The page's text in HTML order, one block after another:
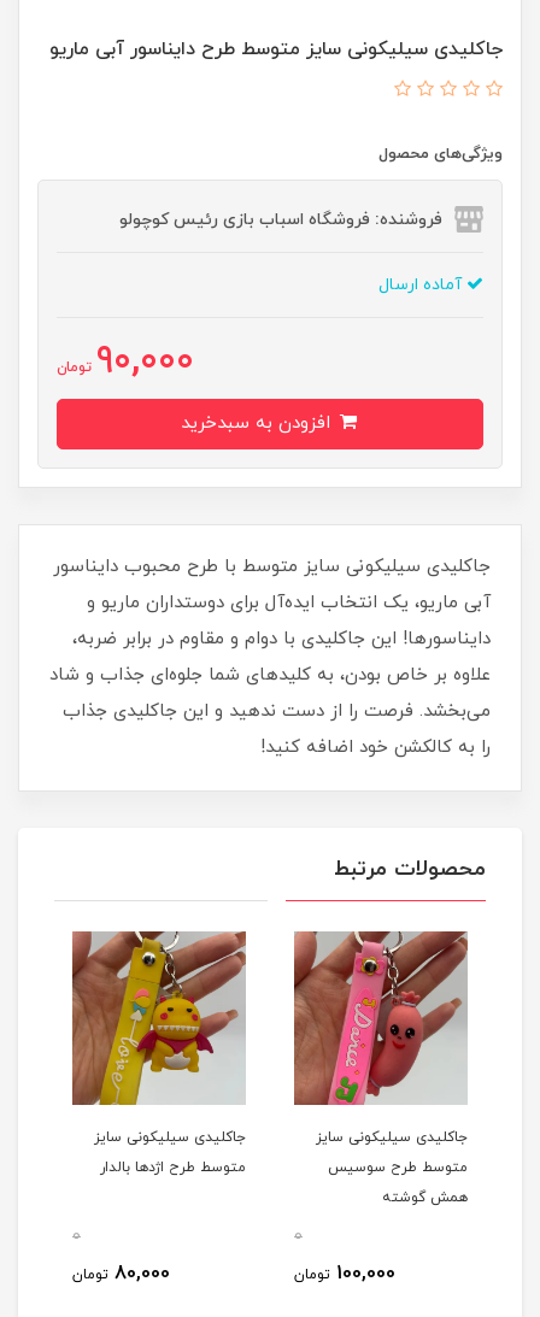
جاکلیدی سیلیکونی سایز متوسط طرح دایناسور آبی ماریو
ویژگی‌های محصول
فروشنده: فروشگاه اسباب بازی رئیس کوچولو
آماده ارسال
90,000 تومان
جاکلیدی سیلیکونی سایز متوسط با طرح محبوب دایناسور
آبی ماریو، یک انتخاب ایده‌آل برای دوستداران ماریو و
دایناسورها! این جاکلیدی با دوام و مقاوم در برابر ضربه،
علاوه بر خاص بودن، به کلیدهای شما جلوه‌ای جذاب و شاد
می‌بخشد. فرصت را از دست ندهید و این جاکلیدی جذاب
را به کالکشن خود اضافه کنید!
محصولات مرتبط
جاکلیدی سیلیکونی سایز
متوسط طرح سوسیس
همش گوشته
0
100,000 تومان
جاکلیدی سیلیکونی سایز
متوسط طرح اژدها بالدار
0
80,000 تومان